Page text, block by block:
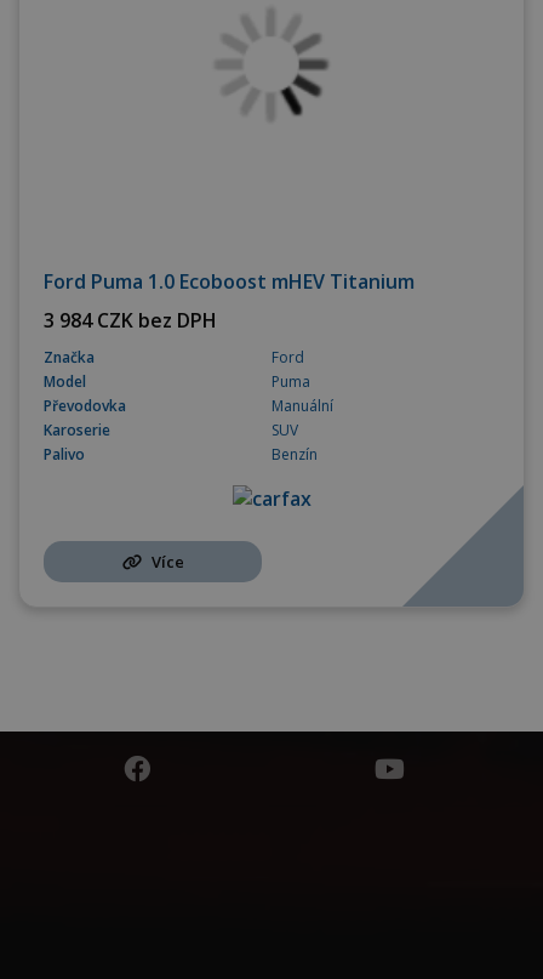
Ford Puma 1.0 Ecoboost mHEV Titanium
3 984 CZK bez DPH
Značka
Ford
Model
Puma
Převodovka
Manuální
Karoserie
SUV
Palivo
Benzín
Více